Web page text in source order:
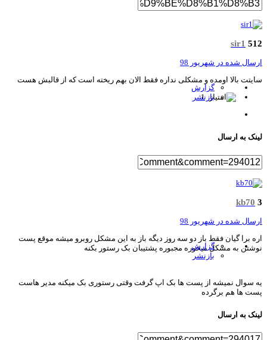
sir1
شده در شهریور 98
گزارش
بازنشر
بالا اومده و مشکلی نداره فقط الان بهم ریخته است که از قالبش هست
1
به ارسال
kb70
شده در شهریور 98
گزارش
بازنشر
برا گیان فقط باز دو سه روز دیگه باز به این مشکل روبرو میشه موقع پست
به مشکل میخوره مجبوره پشتیبان بک رستور بکنه
سوال نمیشه از پست ها بک اپ گرفت وقتی رستوری بک میکنه مدیر هاست
ها هم برگرده
به ارسال